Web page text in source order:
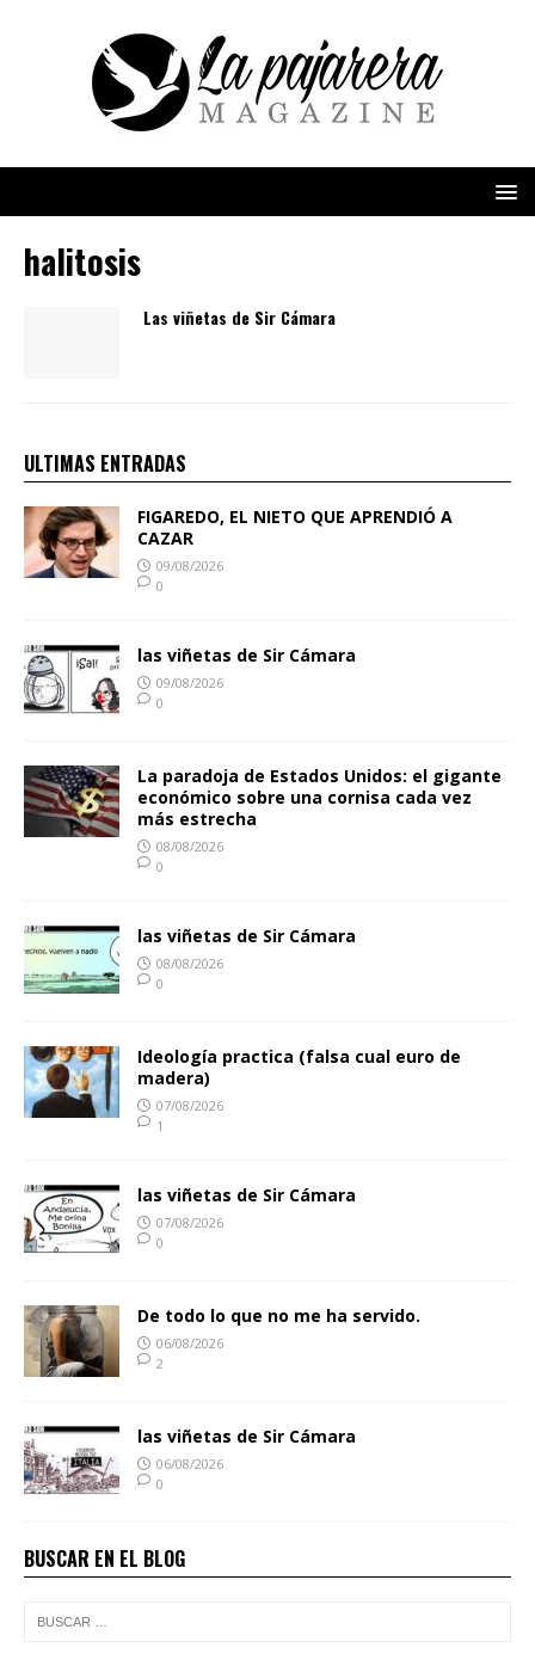
halitosis
Las viñetas de Sir Cámara
ULTIMAS ENTRADAS
FIGAREDO, EL NIETO QUE APRENDIÓ A
CAZAR
09/08/2026
0
las viñetas de Sir Cámara
09/08/2026
0
La paradoja de Estados Unidos: el gigante
económico sobre una cornisa cada vez
más estrecha
08/08/2026
0
las viñetas de Sir Cámara
08/08/2026
0
Ideología practica (falsa cual euro de
madera)
07/08/2026
1
las viñetas de Sir Cámara
07/08/2026
0
De todo lo que no me ha servido.
06/08/2026
2
las viñetas de Sir Cámara
06/08/2026
0
BUSCAR EN EL BLOG